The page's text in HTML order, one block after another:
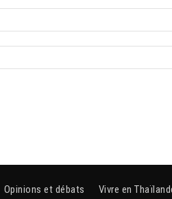
Opinions et débats Vivre en